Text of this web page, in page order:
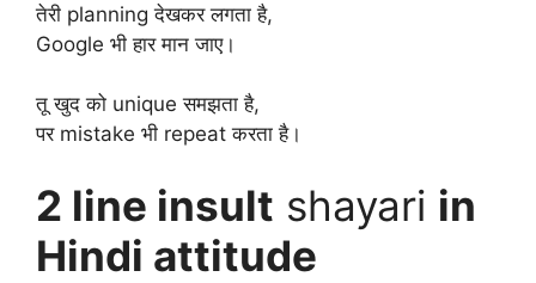
तेरी planning देखकर लगता है,
Google भी हार मान जाए।
तू खुद को unique समझता है,
पर mistake भी repeat करता है।
2 line insult shayari in
Hindi attitude